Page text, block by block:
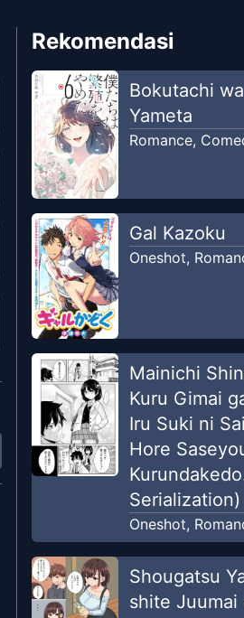
Rekomendasi
Bokutachi
Yameta
Romance,
Gal Kazoku
Oneshot,
Mainichi
Kuru Gimai
Iru Suki ni
Hore
Serialization)
Oneshot,
Shougatsu
shite Juumai